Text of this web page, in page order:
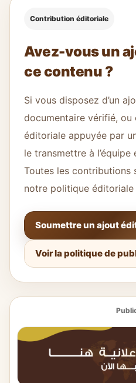
Contribution éditoriale
Avez-vous un
ce contenu ?
Si vous disposez d’un
documentaire vérifié, ou
éditoriale appuyée par
le transmettre à
Toutes les contributions
notre politique
Soumettre un ajout
Voir la politique de